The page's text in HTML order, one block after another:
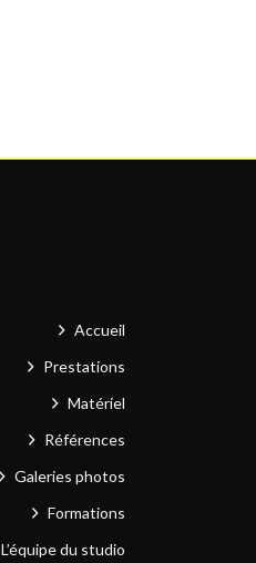
Accueil
Prestations
Matériel
Références
Galeries photos
Formations
L’équipe du studio